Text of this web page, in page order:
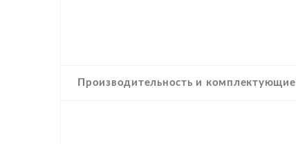
Производительность и комплектующие